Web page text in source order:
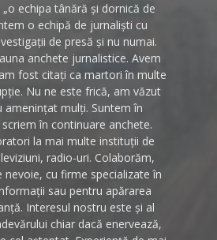
echipa tânără și dornică de
o echipă de jurnaliști cu
de presă și nu numai.
anchete jurnalistice. Avem
fost citați ca martori în multe
Nu ne este frică, am văzut
amenințat mulți. Suntem în
în continuare anchete.
la mai multe instituții de
radio-uri. Colaborăm,
nevoie, cu firme specializate în
sau pentru apărarea
Interesul nostru este și al
chiar dacă enervează,